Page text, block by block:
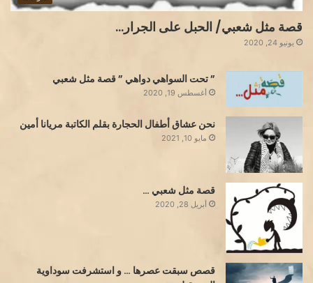
قصة مثل شعبي/ الحبل على الجرار…
يونيو 24, 2020
” تحت السواهي دواهي ” قصة مثل شعبي
أغسطس 19, 2020
نحن عشاق أطفال الحجارة بقلم الكاتبة مريانا أمين
مايو 10, 2021
قصة مثل شعبي …
أبريل 28, 2020
قصص سبقت عصرها … و استشرفت سوداوية